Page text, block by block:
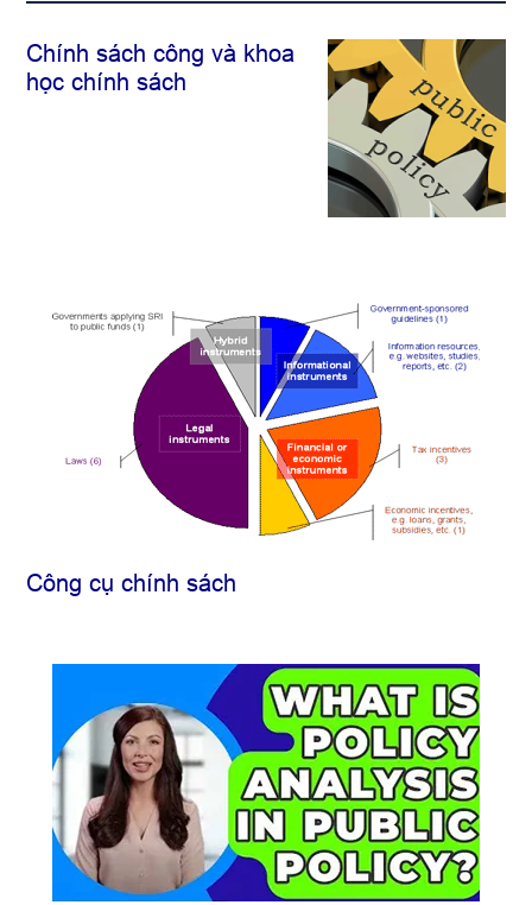
Chính sách công và khoa
học chính sách
Công cụ chính sách